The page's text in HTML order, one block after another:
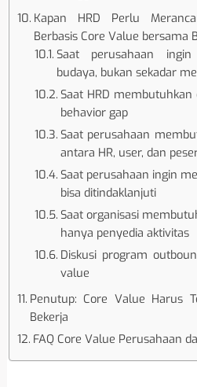
Kapan HRD Perlu
Berbasis Core Value bersama
Saat perusahaan
budaya, bukan sekadar
Saat HRD
behavior gap
Saat perusahaan
antara HR, user, dan
Saat perusahaan ingin
bisa ditindaklanjuti
Saat organisasi
hanya penyedia aktivitas
Diskusi program
value
Penutup: Core Value Harus
Bekerja
FAQ Core Value Perusahaan